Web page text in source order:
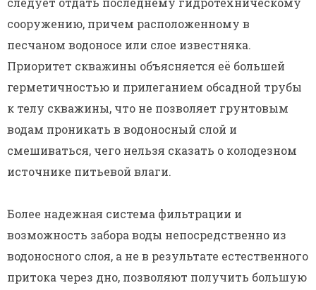
сооружению, причем расположенному в
песчаном водоносе или слое известняка.
Приоритет скважины объясняется её большей
герметичностью и прилеганием обсадной трубы
к телу скважины, что не позволяет грунтовым
водам проникать в водоносный слой и
смешиваться, чего нельзя сказать о колодезном
источнике питьевой влаги.
Более надежная система фильтрации и
возможность забора воды непосредственно из
водоносного слоя, а не в результате естественного
притока через дно, позволяют получить большую